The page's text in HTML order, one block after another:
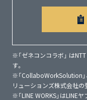
アプリをダウン
お試しいただけ
NETISに登録
※「ゼネコンコラボ」 は
す。
※「CollaboWorkSolution」
リューションズ株式会社の
※「LINE WORKS」はLINE